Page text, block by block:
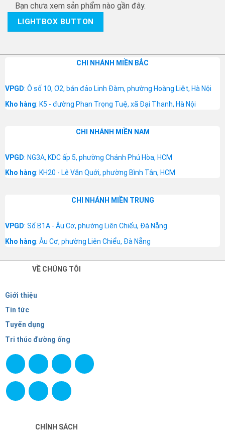
Bạn chưa xem sản phẩm nào gần đây.
LIGHTBOX BUTTON
CHI NHÁNH MIỀN BẮC
VPGD: Ô số 10, Ơ2, bán đảo Linh Đàm, phường Hoàng Liệt, Hà Nội
Kho hàng: K5 - đường Phan Trọng Tuệ, xã Đại Thanh, Hà Nội
CHI NHÁNH MIỀN NAM
VPGD: NG3A, KDC ấp 5, phường Chánh Phú Hòa, HCM
Kho hàng: KH20 - Lê Văn Quới, phường Bình Tân, HCM
CHI NHÁNH MIỀN TRUNG
VPGD: Số B1A - Âu Cơ, phường Liên Chiểu, Đà Nẵng
Kho hàng: Âu Cơ, phường Liên Chiểu, Đà Nẵng
VỀ CHÚNG TÔI
Giới thiệu
Tin tức
Tuyển dụng
Tri thúc đường ống
CHÍNH SÁCH